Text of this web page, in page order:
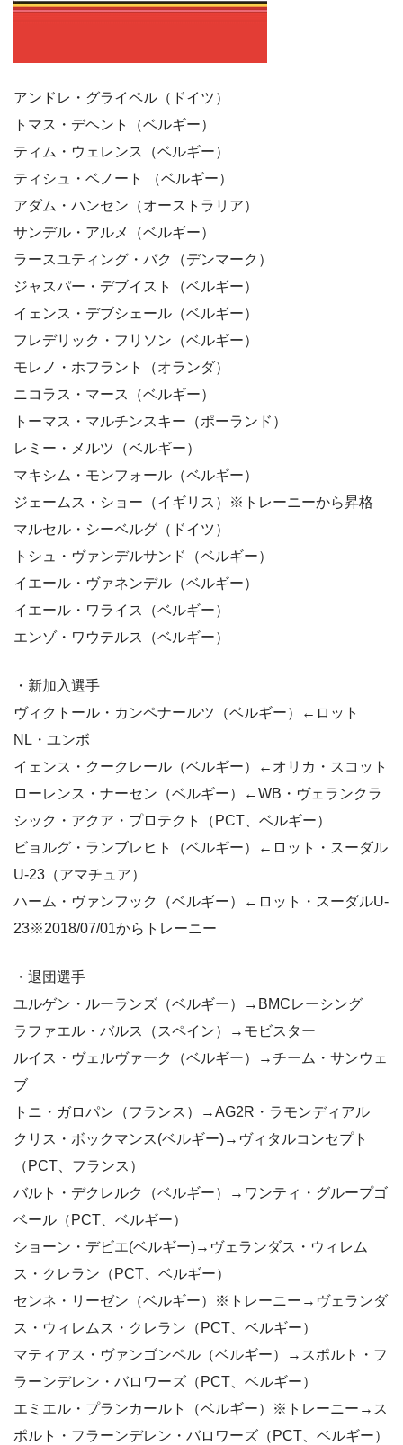
アンドレ・グライペル（ドイツ）
トマス・デヘント（ベルギー）
ティム・ウェレンス（ベルギー）
ティシュ・ベノート （ベルギー）
アダム・ハンセン（オーストラリア）
サンデル・アルメ（ベルギー）
ラースユティング・バク（デンマーク）
ジャスパー・デブイスト（ベルギー）
イェンス・デブシェール（ベルギー）
フレデリック・フリソン（ベルギー）
モレノ・ホフラント（オランダ）
ニコラス・マース（ベルギー）
トーマス・マルチンスキー（ポーランド）
レミー・メルツ（ベルギー）
マキシム・モンフォール（ベルギー）
ジェームス・ショー（イギリス）※トレーニーから昇格
マルセル・シーベルグ（ドイツ）
トシュ・ヴァンデルサンド（ベルギー）
イエール・ヴァネンデル（ベルギー）
イエール・ワライス（ベルギー）
エンゾ・ワウテルス（ベルギー）
・新加入選手
ヴィクトール・カンペナールツ（ベルギー）←ロット
NL・ユンボ
イェンス・クークレール（ベルギー）←オリカ・スコット
ローレンス・ナーセン（ベルギー）←WB・ヴェランクラ
シック・アクア・プロテクト（PCT、ベルギー）
ビョルグ・ランブレヒト（ベルギー）←ロット・スーダル
U-23（アマチュア）
ハーム・ヴァンフック（ベルギー）←ロット・スーダルU-
23※2018/07/01からトレーニー
・退団選手
ユルゲン・ルーランズ（ベルギー）→BMCレーシング
ラファエル・バルス（スペイン）→モビスター
ルイス・ヴェルヴァーク（ベルギー）→チーム・サンウェ
ブ
トニ・ガロパン（フランス）→AG2R・ラモンディアル
クリス・ボックマンス(ベルギー)→ヴィタルコンセプト
（PCT、フランス）
バルト・デクレルク（ベルギー）→ワンティ・グループゴ
ベール（PCT、ベルギー）
ショーン・デビエ(ベルギー)→ヴェランダス・ウィレム
ス・クレラン（PCT、ベルギー）
センネ・リーゼン（ベルギー）※トレーニー→ヴェランダ
ス・ウィレムス・クレラン（PCT、ベルギー）
マティアス・ヴァンゴンペル（ベルギー）→スポルト・フ
ラーンデレン・バロワーズ（PCT、ベルギー）
エミエル・プランカールト（ベルギー）※トレーニー→ス
ポルト・フラーンデレン・バロワーズ（PCT、ベルギー）